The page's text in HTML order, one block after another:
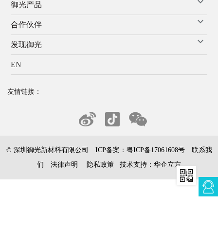
御光产品
合作伙伴
发现御光
EN
友情链接：
© 深圳御光新材料有限公司 ICP备案： 粤ICP备17061608号
联系我
们
法律声明 隐私政策 技术支持： 华企立方